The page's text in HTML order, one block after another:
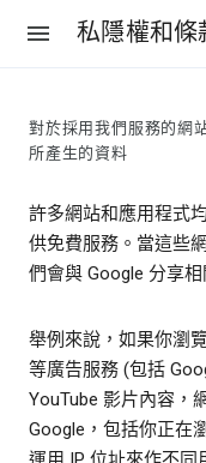
私隱權和條
對於採用我們服務的網
所產生的資料
許多網站和應用程式
供免費服務。當這些
們會與 Google 分享相
舉例來說，如果你瀏
等廣告服務 (包括
YouTube 影片內容，
Google，包括你正在